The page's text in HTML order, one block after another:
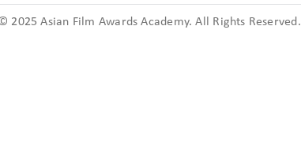
© 2025 Asian Film Awards Academy. All Rights Reserved.